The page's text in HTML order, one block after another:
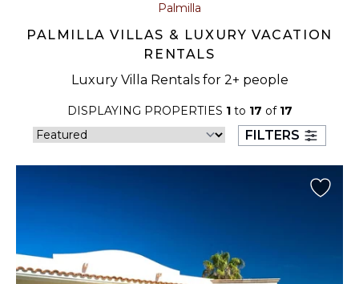
18 19 20
30 31
September 2026
8 10 11
Palmilla
PALMILLA VILLAS & LUXURY VACATION
RENTALS
Luxury Villa Rentals for 2+ people
DISPLAYING PROPERTIES 1to 17 of 17
FILTERS